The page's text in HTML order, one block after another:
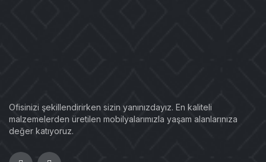
Ofisinizi şekillendirirken sizin yanınızdayız. En kaliteli
malzemelerden üretilen mobilyalarımızla yaşam alanlarınıza
değer katıyoruz.